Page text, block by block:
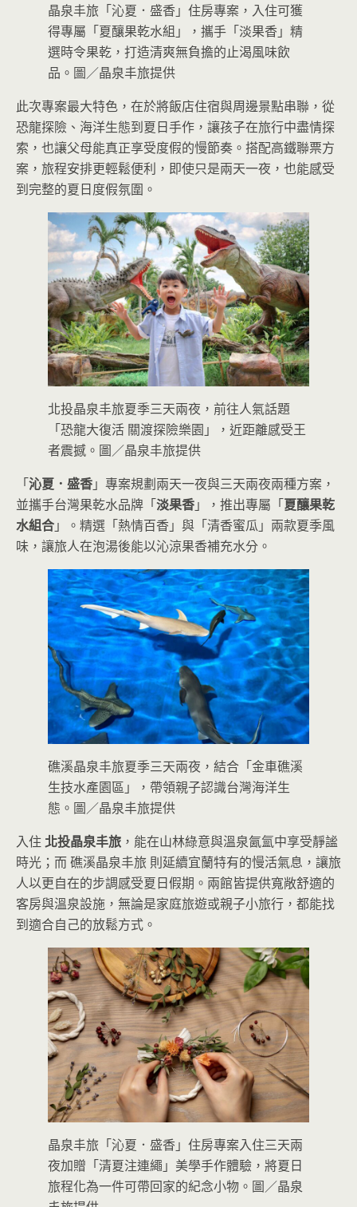
晶泉丰旅「沁夏．盛香」住房專案，入住可獲
得專屬「夏釀果乾水組」，攜手「淡果香」精
選時令果乾，打造清爽無負擔的止渴風味飲
品。圖／晶泉丰旅提供
此次專案最大特色，在於將飯店住宿與周邊景點串聯，從
恐龍探險、海洋生態到夏日手作，讓孩子在旅行中盡情探
索，也讓父母能真正享受度假的慢節奏。搭配高鐵聯票方
案，旅程安排更輕鬆便利，即使只是兩天一夜，也能感受
到完整的夏日度假氛圍。
北投晶泉丰旅夏季三天兩夜，前往人氣話題
「恐龍大復活 關渡探險樂園」，近距離感受王
者震撼。圖／晶泉丰旅提供
「沁夏．盛香」專案規劃兩天一夜與三天兩夜兩種方案，
並攜手台灣果乾水品牌「淡果香」，推出專屬「夏釀果乾
水組合」。精選「熱情百香」與「清香蜜瓜」兩款夏季風
味，讓旅人在泡湯後能以沁涼果香補充水分。
礁溪晶泉丰旅夏季三天兩夜，結合「金車礁溪
生技水產園區」，帶領親子認識台灣海洋生
態。圖／晶泉丰旅提供
入住 北投晶泉丰旅 ，能在山林綠意與溫泉氤氳中享受靜謐
時光；而 礁溪晶泉丰旅 則延續宜蘭特有的慢活氣息，讓旅
人以更自在的步調感受夏日假期。兩館皆提供寬敞舒適的
客房與溫泉設施，無論是家庭旅遊或親子小旅行，都能找
到適合自己的放鬆方式。
晶泉丰旅「沁夏．盛香」住房專案入住三天兩
夜加贈「清夏注連繩」美學手作體驗，將夏日
旅程化為一件可帶回家的紀念小物。圖／晶泉